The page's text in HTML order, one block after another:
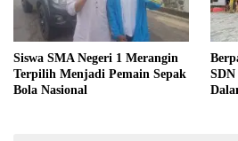
Siswa SMA Negeri 1 Merangin
Terpilih Menjadi Pemain Sepak
Bola Nasional
SDN